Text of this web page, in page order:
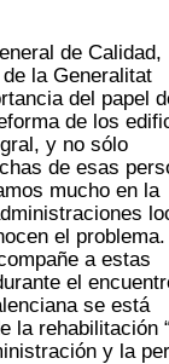
de Calidad,
la Generalitat
del papel
de los
y no sólo
de esas
mucho en la
el problema.
a estas
el
se está
la rehabilitación
y la